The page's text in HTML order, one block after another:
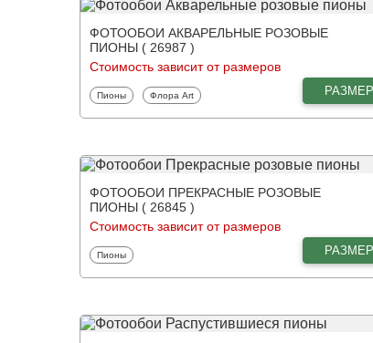
ФОТООБОИ АКВАРЕЛЬНЫЕ РОЗОВЫЕ
ПИОНЫ ( 26987 )
Стоимость зависит от размеров
Фотообои
Пионы Фотообои
Флора Art
ФОТООБОИ ПРЕКРАСНЫЕ РОЗОВЫЕ
ПИОНЫ ( 26845 )
Стоимость зависит от размеров
Фотообои
Пионы